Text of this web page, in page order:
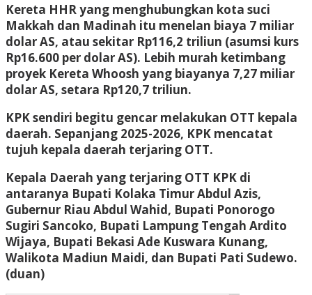
Kereta HHR yang menghubungkan kota suci
Makkah dan Madinah itu menelan biaya 7 miliar
dolar AS, atau sekitar Rp116,2 triliun (asumsi kurs
Rp16.600 per dolar AS). Lebih murah ketimbang
proyek Kereta Whoosh yang biayanya 7,27 miliar
dolar AS, setara Rp120,7 triliun.
KPK sendiri begitu gencar melakukan OTT kepala
daerah. Sepanjang 2025-2026, KPK mencatat
tujuh kepala daerah terjaring OTT.
Kepala Daerah yang terjaring OTT KPK di
antaranya Bupati Kolaka Timur Abdul Azis,
Gubernur Riau Abdul Wahid, Bupati Ponorogo
Sugiri Sancoko, Bupati Lampung Tengah Ardito
Wijaya, Bupati Bekasi Ade Kuswara Kunang,
Walikota Madiun Maidi, dan Bupati Pati Sudewo.
(duan)